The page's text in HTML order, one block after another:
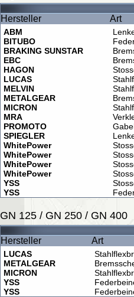
Hersteller Art
ABM
BITUBO
BRAKING SUNSTAR
EBC
HAGON
LUCAS
MELVIN
METALGEAR
MICRON
MRA
PROMOTO
SPIEGLER
WhitePower
WhitePower
WhitePower
WhitePower
YSS
YSS
GN 125 / GN 250 / GN 400
Hersteller Art
LUCAS
METALGEAR
MICRON
YSS
YSS